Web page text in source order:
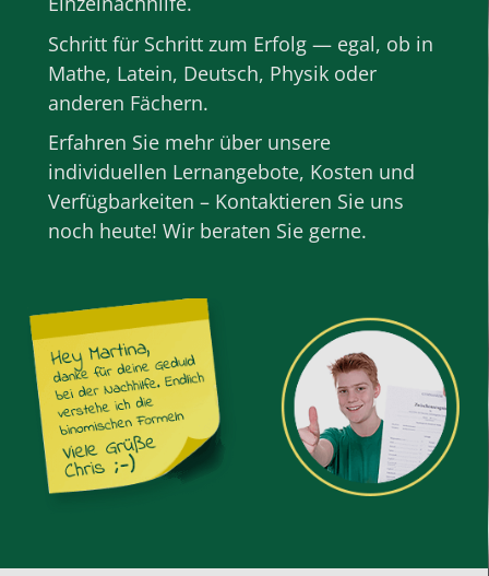
Schritt für Schritt zum Erfolg — egal, ob in
Mathe, Latein, Deutsch, Physik oder
anderen Fächern.
Erfahren Sie mehr über unsere
individuellen Lernangebote, Kosten und
Verfügbarkeiten – Kontaktieren Sie uns
noch heute! Wir beraten Sie gerne.